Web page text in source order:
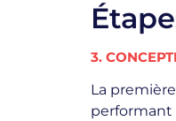
3.
La
performant